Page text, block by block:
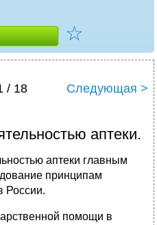
☆
/ 18 Следующая >
аптеки.
аптеки главным
принципам
России.
помощи в